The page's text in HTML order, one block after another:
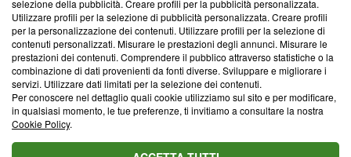
Redazione
Informativa Privacy
Cookie Policy
Blasting SA, IDI CHE-247.845.224, Via Carlo Frasca, 3 - 6900
Lugano (Svizzera) Tel:+39 0690258937
© 2026 Blasting News
selezione della pubblicità. Creare profili per la pubblicità personalizzata.
Utilizzare profili per la selezione di pubblicità personalizzata. Creare profili
per la personalizzazione dei contenuti. Utilizzare profili per la selezione di
contenuti personalizzati. Misurare le prestazioni degli annunci. Misurare le
prestazioni dei contenuti. Comprendere il pubblico attraverso statistiche o la
combinazione di dati provenienti da fonti diverse. Sviluppare e migliorare i
servizi. Utilizzare dati limitati per la selezione dei contenuti.
Per conoscere nel dettaglio quali cookie utilizziamo sul sito e per modificare,
in qualsiasi momento, le tue preferenze, ti invitiamo a consultare la nostra
Cookie Policy.